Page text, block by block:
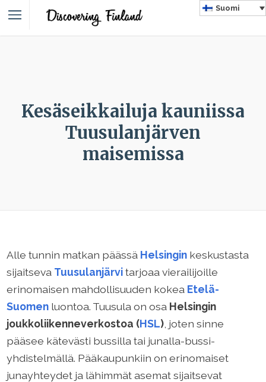
Suomi
Kesäseikkailuja kauniissa
Tuusulanjärven
maisemissa
Alle tunnin matkan päässä Helsingin keskustasta
sijaitseva Tuusulanjärvitarjoaa vierailijoille
erinomaisen mahdollisuuden kokea Etelä-
Suomen luontoa. Tuusula on osa Helsingin
joukkoliikenneverkostoa (HSL) , joten sinne
pääsee kätevästi bussilla tai junalla-bussi-
yhdistelmällä. Pääkaupunkiin on erinomaiset
junayhteydet ja lähimmät asemat sijaitsevat